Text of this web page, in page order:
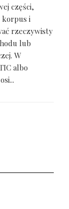
części,
korpus i
rzeczywisty
lub
W
albo